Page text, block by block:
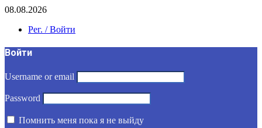
08.08.2026
Рег. / Войти
Войти
Username or email
Password
Помнить меня пока я не выйду